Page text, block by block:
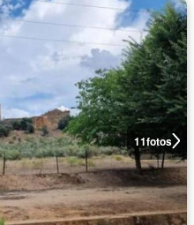
11fotos